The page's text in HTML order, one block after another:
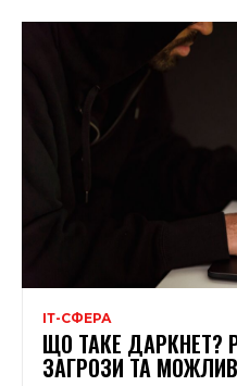
ІТ-СФЕРА
ЩО ТАКЕ ДАРКНЕТ?
ЗАГРОЗИ ТА